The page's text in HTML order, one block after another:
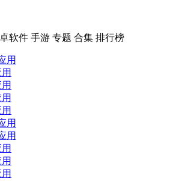
软件 手游 专题 合集 排行榜
用
用
用